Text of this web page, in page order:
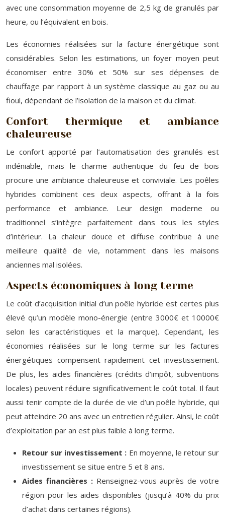
avec une consommation moyenne de 2,5 kg de granulés par
heure, ou l’équivalent en bois.
Les économies réalisées sur la facture énergétique sont
considérables. Selon les estimations, un foyer moyen peut
économiser entre 30% et 50% sur ses dépenses de
chauffage par rapport à un système classique au gaz ou au
fioul, dépendant de l’isolation de la maison et du climat.
Confort thermique et ambiance
chaleureuse
Le confort apporté par l’automatisation des granulés est
indéniable, mais le charme authentique du feu de bois
procure une ambiance chaleureuse et conviviale. Les poêles
hybrides combinent ces deux aspects, offrant à la fois
performance et ambiance. Leur design moderne ou
traditionnel s’intègre parfaitement dans tous les styles
d’intérieur. La chaleur douce et diffuse contribue à une
meilleure qualité de vie, notamment dans les maisons
anciennes mal isolées.
Aspects économiques à long terme
Le coût d’acquisition initial d’un poêle hybride est certes plus
élevé qu’un modèle mono-énergie (entre 3000€ et 10000€
selon les caractéristiques et la marque). Cependant, les
économies réalisées sur le long terme sur les factures
énergétiques compensent rapidement cet investissement.
De plus, les aides financières (crédits d’impôt, subventions
locales) peuvent réduire significativement le coût total. Il faut
aussi tenir compte de la durée de vie d’un poêle hybride, qui
peut atteindre 20 ans avec un entretien régulier. Ainsi, le coût
d’exploitation par an est plus faible à long terme.
Retour sur investissement : En moyenne, le retour sur
investissement se situe entre 5 et 8 ans.
Aides financières : Renseignez-vous auprès de votre
région pour les aides disponibles (jusqu’à 40% du prix
d’achat dans certaines régions).